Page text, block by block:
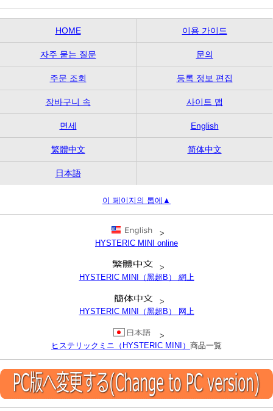
HOME 이용 가이드
자주 묻는 질문 문의
주문 조회 등록 정보 편집
장바구니 속 사이트 맵
면세 English
繁體中文 简体中文
日本語
이 페이지의 톱에▲
>
HYSTERIC MINI online
>
HYSTERIC MINI（黑超B） 網上
>
HYSTERIC MINI（黑超B） 网上
>
ヒステリックミニ（HYSTERIC MINI） 商品一覧